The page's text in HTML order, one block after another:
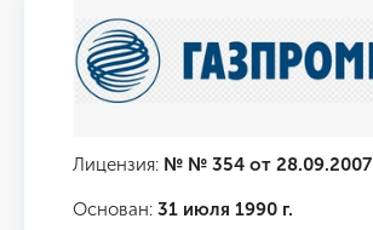
Лицензия: № № 354 от 28.09.2007
Основан: 31 июля 1990 г.